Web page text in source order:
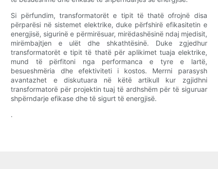
Si përfundim, transformatorët e tipit të thatë ofrojnë disa
përparësi në sistemet elektrike, duke përfshirë efikasitetin e
energjisë, sigurinë e përmirësuar, mirëdashësinë ndaj mjedisit,
mirëmbajtjen e ulët dhe shkathtësinë. Duke zgjedhur
transformatorët e tipit të thatë për aplikimet tuaja elektrike,
mund të përfitoni nga performanca e tyre e lartë,
besueshmëria dhe efektiviteti i kostos. Merrni parasysh
avantazhet e diskutuara në këtë artikull kur zgjidhni
transformatorë për projektin tuaj të ardhshëm për të siguruar
shpërndarje efikase dhe të sigurt të energjisë.
.